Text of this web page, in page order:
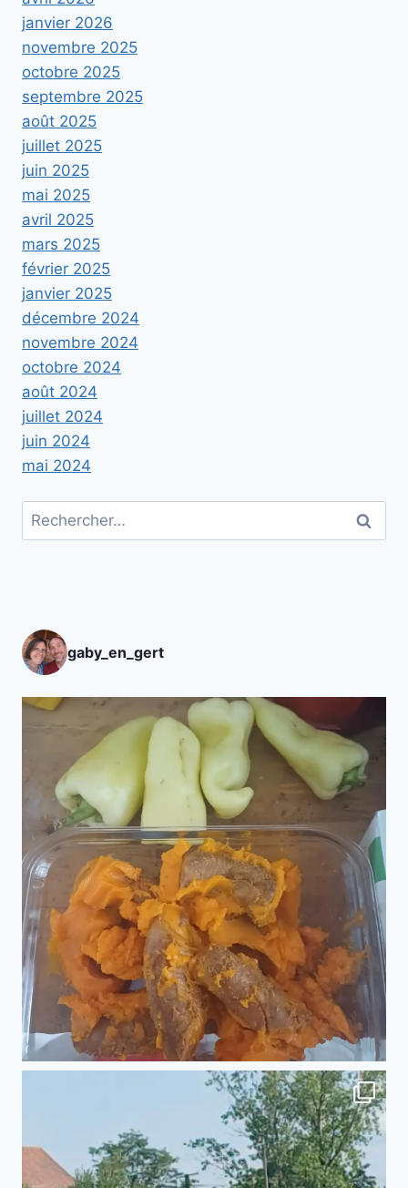
janvier 2026
novembre 2025
octobre 2025
septembre 2025
août 2025
juillet 2025
juin 2025
mai 2025
avril 2025
mars 2025
février 2025
janvier 2025
décembre 2024
novembre 2024
octobre 2024
août 2024
juillet 2024
juin 2024
mai 2024
Rechercher :
gaby_en_gert